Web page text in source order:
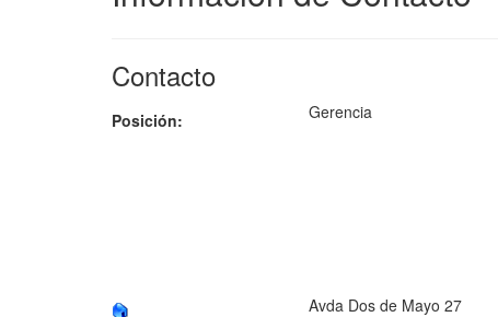
Contacto
Posición: Gerencia
Avda Dos de Mayo 27